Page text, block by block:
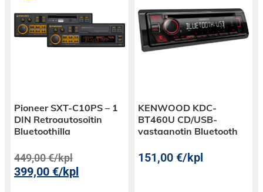
Pioneer SXT-C10PS – 1
DIN Retroautosoitin
Bluetoothilla
449,00€/kpl
399,00€/kpl
KENWOOD KDC-
BT460U CD/USB-
vastaanotin Bluetooth
151,00€/kpl